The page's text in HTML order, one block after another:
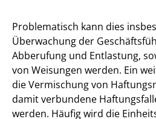
Problematisch kann dies
Überwachung der
Abberufung und Entlastung,
von Weisungen werden. Ein
die Vermischung von
damit verbundene
werden. Häufig wird die